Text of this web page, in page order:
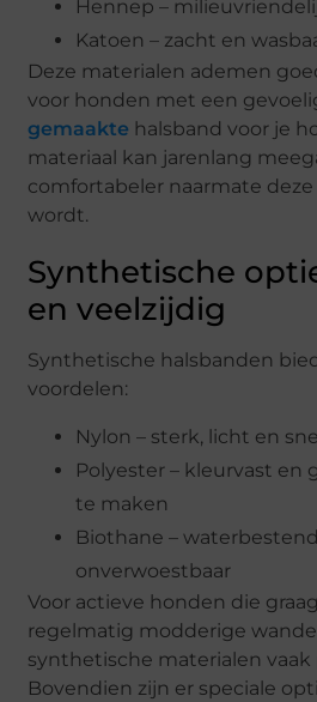
Hennep –
Katoen – zacht en
Deze materialen ademen
voor honden met een
gemaakte halsband voor je
materiaal kan jarenlang
comfortabeler naarmate
wordt.
Synthetische
en veelzijdig
Synthetische halsbanden
voordelen:
Nylon – sterk, licht en
Polyester – kleurvast en
te maken
Biothane –
onverwoestbaar
Voor actieve honden die
regelmatig modderige
synthetische materialen vaak
Bovendien zijn er speciale